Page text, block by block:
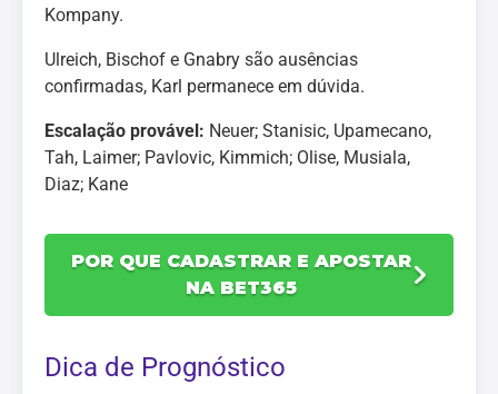
Kompany.
Ulreich, Bischof e Gnabry são ausências
confirmadas, Karl permanece em dúvida.
Escalação provável: Neuer; Stanisic, Upamecano,
Tah, Laimer; Pavlovic, Kimmich; Olise, Musiala,
Diaz; Kane
POR QUE CADASTRAR E APOSTAR
NA BET365
Dica de Prognóstico